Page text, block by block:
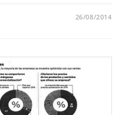
26/08/2014